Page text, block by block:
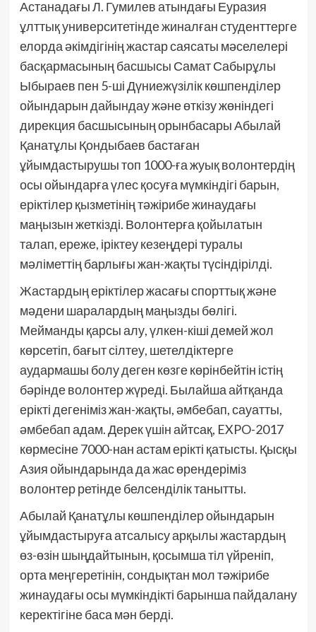
Астанадағы Л. Гумилев атындағы Еуразия
ұлттық университетінде жиналған студенттерге
елорда әкімдігінің жастар саясаты мәселелері
басқармасының басшысы Самат Сабырұлы
Ыбыраев пен 5-ші Дүниежүзілік көшпенділер
ойындарын дайындау және өткізу жөніндегі
дирекция басшысының орынбасары Абылай
Қанатұлы Қондыбаев бастаған
ұйымдастырушы топ 1000-ға жуық волонтердің
осы ойындарға үлес қосуға мүмкіндігі барын,
еріктілер қызметінің тәжірибе жинаудағы
маңызын жеткізді. Волонтерға қойылатын
талап, ереже, іріктеу кезеңдері туралы
мәліметтің барлығы жан-жақты түсіндірілді.
Жастардың еріктілер жасағы спорттық және
мәдени шаралардың маңызды бөлігі.
Мейманды қарсы алу, үлкен-кіші демей жол
көрсетіп, бағыт сілтеу, шетелдіктерге
аудармашы болу деген көзге көрінбейтін істің
бәрінде волонтер жүреді. Былайша айтқанда
ерікті дегеніміз жан-жақты, әмбебап, сауатты,
әмбебап адам. Дерек үшін айтсақ, EXPO-2017
көрмесіне 7000-нан астам ерікті қатысты. Қысқы
Азия ойындарында да жас өрендеріміз
волонтер ретінде белсенділік танытты.
Абылай Қанатұлы көшпенділер ойындарын
ұйымдастыруға атсалысу арқылы жастардың
өз-өзін шыңдайтынын, қосымша тіл үйреніп,
орта меңгеретінін, сондықтан мол тәжірибе
жинаудағы осы мүмкіндікті барынша пайдалану
керектігіне баса мән берді.